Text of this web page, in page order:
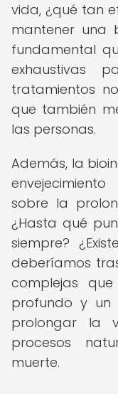
vida, ¿qué tan
mantener una
fundamental
exhaustivas
tratamientos
que también
las personas.
Además, la
sobre la
¿Hasta qué
siempre?
deberíamos
complejas
profundo y un
prolongar la
procesos
muerte.